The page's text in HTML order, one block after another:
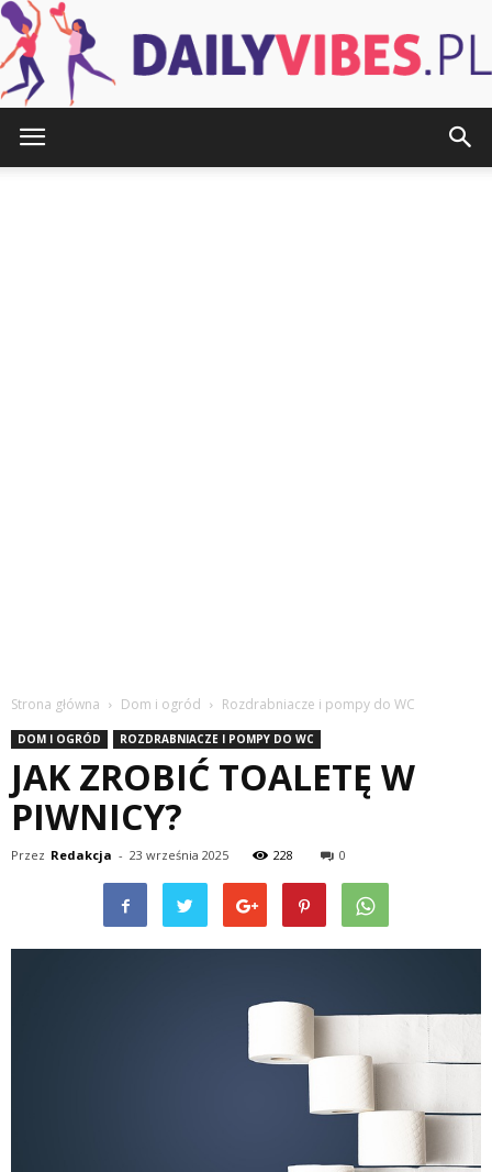
Strona główna Dom i ogród Rozdrabniacze i pompy do WC
DOM I OGRÓD ROZDRABNIACZE I POMPY DO WC
JAK ZROBIĆ TOALETĘ W
PIWNICY?
Przez Redakcja - 23 września 2025 228 0